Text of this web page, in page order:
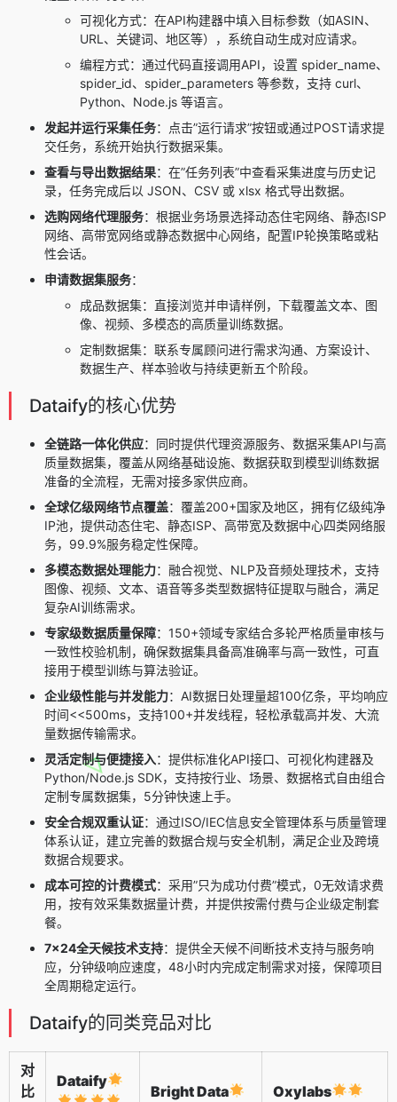
可视化方式：在API构建器中填入目标参数（如ASIN、
URL、关键词、地区等），系统自动生成对应请求。
编程方式：通过代码直接调用API，设置 spider_name、
spider_id、spider_parameters 等参数，支持 curl、
Python、Node.js 等语言。
发起并运行采集任务：点击”运行请求”按钮或通过POST请求提
交任务，系统开始执行数据采集。
查看与导出数据结果：在”任务列表”中查看采集进度与历史记
录，任务完成后以 JSON、CSV 或 xlsx 格式导出数据。
选购网络代理服务：根据业务场景选择动态住宅网络、静态ISP
网络、高带宽网络或静态数据中心网络，配置IP轮换策略或粘
性会话。
申请数据集服务：
成品数据集：直接浏览并申请样例，下载覆盖文本、图
像、视频、多模态的高质量训练数据。
定制数据集：联系专属顾问进行需求沟通、方案设计、
数据生产、样本验收与持续更新五个阶段。
Dataify的核心优势
全链路一体化供应：同时提供代理资源服务、数据采集API与高
质量数据集，覆盖从网络基础设施、数据获取到模型训练数据
准备的全流程，无需对接多家供应商。
全球亿级网络节点覆盖：覆盖200+国家及地区，拥有亿级纯净
IP池，提供动态住宅、静态ISP、高带宽及数据中心四类网络服
务，99.9%服务稳定性保障。
多模态数据处理能力：融合视觉、NLP及音频处理技术，支持
图像、视频、文本、语音等多类型数据特征提取与融合，满足
复杂AI训练需求。
专家级数据质量保障：150+领域专家结合多轮严格质量审核与
一致性校验机制，确保数据集具备高准确率与高一致性，可直
接用于模型训练与算法验证。
企业级性能与并发能力：AI数据日处理量超100亿条，平均响应
时间<<500ms，支持100+并发线程，轻松承载高并发、大流
量数据传输需求。
灵活定制与便捷接入：提供标准化API接口、可视化构建器及
Python/Node.js SDK，支持按行业、场景、数据格式自由组合
定制专属数据集，5分钟快速上手。
安全合规双重认证：通过ISO/IEC信息安全管理体系与质量管理
体系认证，建立完善的数据合规与安全机制，满足企业及跨境
数据合规要求。
成本可控的计费模式：采用”只为成功付费”模式，0无效请求费
用，按有效采集数据量计费，并提供按需付费与企业级定制套
餐。
7×24全天候技术支持：提供全天候不间断技术支持与服务响
应，分钟级响应速度，48小时内完成定制需求对接，保障项目
全周期稳定运行。
Dataify的同类竞品对比
对
比
Dataify
Bright Data Oxylabs